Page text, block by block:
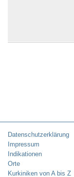
Datenschutzerklärung
Impressum
Indikationen
Orte
Kurkiniken von A bis Z